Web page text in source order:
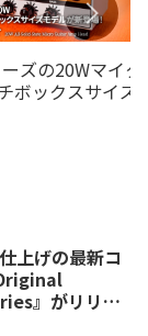
ズの20Wマイク
ボックスサイズ
上げの最新コ
』がリリー